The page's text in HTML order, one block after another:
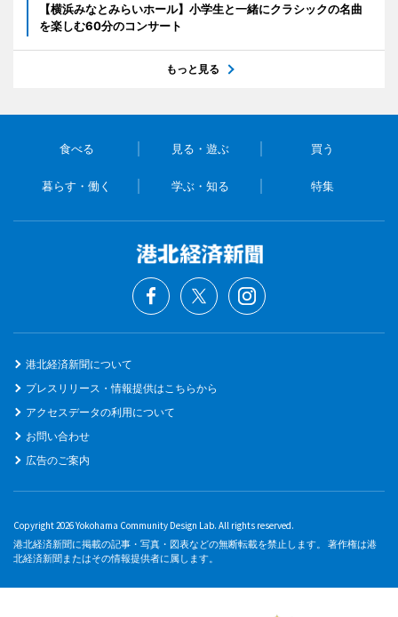
【横浜みなとみらいホール】小学生と一緒にクラシックの名曲
を楽しむ60分のコンサート
もっと見る
食べる 見る・遊ぶ 買う
暮らす・働く 学ぶ・知る 特集
港北経済新聞について
プレスリリース・情報提供はこちらから
アクセスデータの利用について
お問い合わせ
広告のご案内
Copyright 2026 Yokohama Community Design Lab. All rights reserved.
港北経済新聞に掲載の記事・写真・図表などの無断転載を禁止します。 著作権は港
北経済新聞またはその情報提供者に属します。